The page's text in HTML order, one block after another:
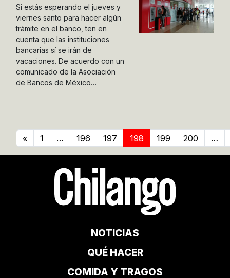
Si estás esperando el jueves y
viernes santo para hacer algún
trámite en el banco, ten en
cuenta que las instituciones
bancarias sí se irán de
vacaciones. De acuerdo con un
comunicado de la Asociación
de Bancos de México…
« 1 … 196 197 198 199 200 …
NOTICIAS
QUÉ HACER
COMIDA Y TRAGOS